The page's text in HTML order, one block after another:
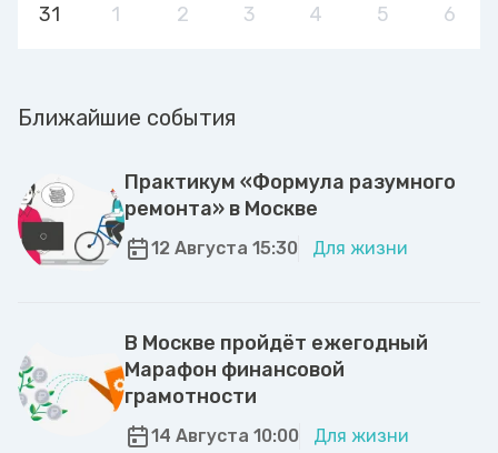
31 1 2 3 4 5 6
Ближайшие события
Практикум «Формула разумного
ремонта» в Москве
12 Августа 15:30 Для жизни
В Москве пройдёт ежегодный
Марафон финансовой
грамотности
14 Августа 10:00 Для жизни